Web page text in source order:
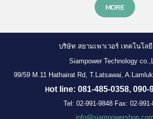
MORE
บริษัท สยามเพาเวอร์ เทคโนโล
Siampower Technology
99/59 M.11 Hathairat Rd, T.Latsawai,
Hot line: 081-485-0358, 090-
Tel: 02-991-9848 Fax: 02-991-
info@siampowershop.com